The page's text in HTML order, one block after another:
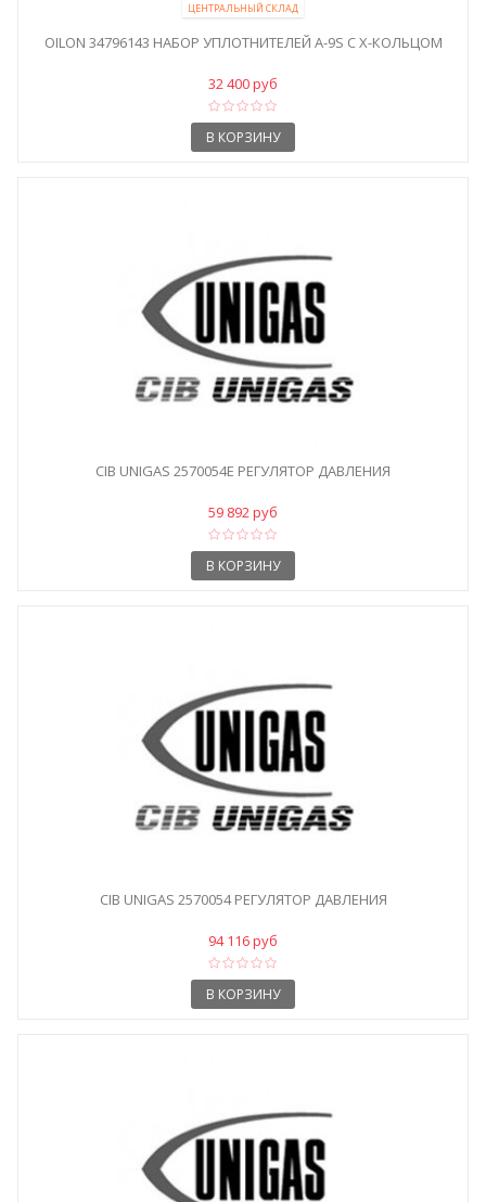
ЦЕНТРАЛЬНЫЙ СКЛАД
OILON 34796143 НАБОР УПЛОТНИТЕЛЕЙ A-9S С X-КОЛЬЦОМ
32 400 руб
В КОРЗИНУ
CIB UNIGAS 2570054E РЕГУЛЯТОР ДАВЛЕНИЯ
59 892 руб
В КОРЗИНУ
CIB UNIGAS 2570054 РЕГУЛЯТОР ДАВЛЕНИЯ
94 116 руб
В КОРЗИНУ